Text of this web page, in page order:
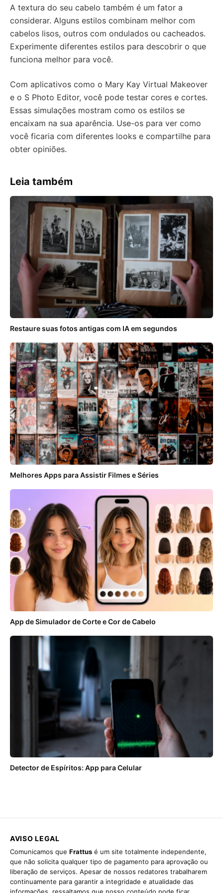
A textura do seu cabelo também é um fator a
considerar. Alguns estilos combinam melhor com
cabelos lisos, outros com ondulados ou cacheados.
Experimente diferentes estilos para descobrir o que
funciona melhor para você.
Com aplicativos como o Mary Kay Virtual Makeover
e o S Photo Editor, você pode testar cores e cortes.
Essas simulações mostram como os estilos se
encaixam na sua aparência. Use-os para ver como
você ficaria com diferentes looks e compartilhe para
obter opiniões.
Leia também
Restaure suas fotos antigas com IA em segundos
Melhores Apps para Assistir Filmes e Séries
App de Simulador de Corte e Cor de Cabelo
Detector de Espíritos: App para Celular
AVISO LEGAL
Comunicamos que Frattus é um site totalmente independente,
que não solicita qualquer tipo de pagamento para aprovação ou
liberação de serviços. Apesar de nossos redatores trabalharem
continuamente para garantir a integridade e atualidade das